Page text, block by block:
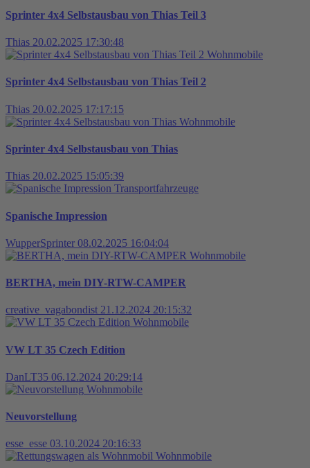
Sprinter 4x4 Selbstausbau von Thias Teil 3
Thias 20.02.2025 17:30:48
Wohnmobile
Sprinter 4x4 Selbstausbau von Thias Teil 2
Thias 20.02.2025 17:17:15
Wohnmobile
Sprinter 4x4 Selbstausbau von Thias
Thias 20.02.2025 15:05:39
Transportfahrzeuge
Spanische Impression
WupperSprinter 08.02.2025 16:04:04
Wohnmobile
BERTHA, mein DIY-RTW-CAMPER
creative_vagabondist 21.12.2024 20:15:32
Wohnmobile
VW LT 35 Czech Edition
DanLT35 06.12.2024 20:29:14
Wohnmobile
Neuvorstellung
esse_esse 03.10.2024 20:16:33
Wohnmobile